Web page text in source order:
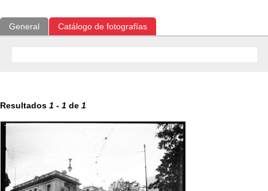
General Catálogo de fotografías
Resultados 1 - 1 de 1